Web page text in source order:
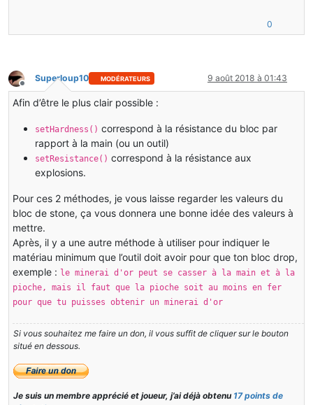
0
Hors-ligne
Superloup10 MODÉRATEURS 9 août 2018 à 01:43
Afin d’être le plus clair possible :
setHardness() correspond à la résistance du bloc par
rapport à la main (ou un outil)
setResistance() correspond à la résistance aux
explosions.
Pour ces 2 méthodes, je vous laisse regarder les valeurs du
bloc de stone, ça vous donnera une bonne idée des valeurs à
mettre.
Après, il y a une autre méthode à utiliser pour indiquer le
matériau minimum que l’outil doit avoir pour que ton bloc drop,
exemple : le minerai d'or peut se casser à la main et à la
pioche, mais il faut que la pioche soit au moins en fer
pour que tu puisses obtenir un minerai d'or
Si vous souhaitez me faire un don, il vous suffit de cliquer sur le bouton
situé en dessous.
Je suis un membre apprécié et joueur, j’ai déjà obtenu 17 points de